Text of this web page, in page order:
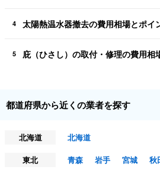
4 太陽熱温水器撤去の費用相場とポイ
5 庇（ひさし）の取付・修理の費用相
都道府県から近くの業者を探す
北海道
北海道
東北
青森 岩手 宮城 秋